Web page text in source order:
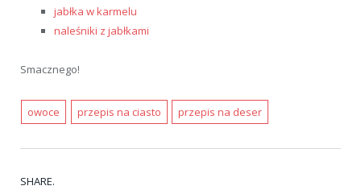
jabłka w karmelu
naleśniki z jabłkami
Smacznego!
owoce przepis na ciasto przepis na deser
SHARE.